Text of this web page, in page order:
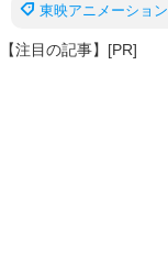
東映アニメーション
【注目の記事】[PR]